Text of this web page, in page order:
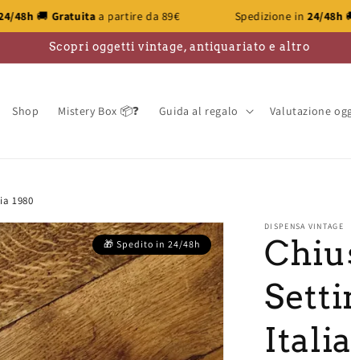
da 89€ Spedizione in 🚚Gratuitaa partire da
Scopri oggetti vintage, antiquariato e altro
Shop Mistery Box 📦❓ Guida al regalo Valutazione
1980
DISPENSA VINTAGE